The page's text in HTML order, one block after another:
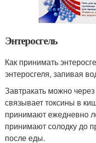
Энтеросгель
Как принимать
энтеросгеля, запивая
Завтракать можно
связывает токсины в
принимают ежедневно
принимают солодку до
после еды.